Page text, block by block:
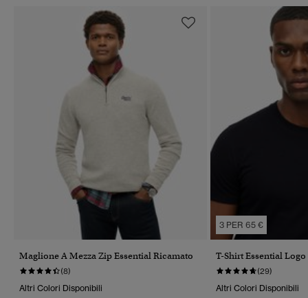
Maglione A Mezza Zip Essential Ricamato
(8)
Altri Colori Disponibili
3 PER 65 €
T-Shirt Essential
(29)
Altri Colori Disponibili